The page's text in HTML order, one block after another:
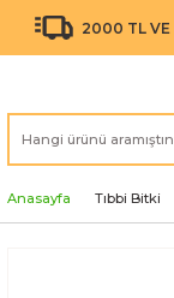
2000 TL VE
Anasayfa Tıbbi Bitki